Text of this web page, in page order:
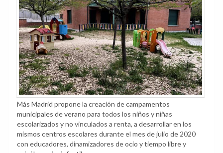
Más Madrid propone la creación de campamentos
municipales de verano para todos los niños y niñas
escolarizados y no vinculados a renta, a desarrollar en los
mismos centros escolares durante el mes de julio de 2020
con educadores, dinamizadores de ocio y tiempo libre y